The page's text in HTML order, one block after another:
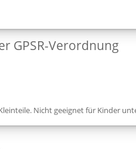
GPSR-Verordnung
Nicht geeignet für Kinder